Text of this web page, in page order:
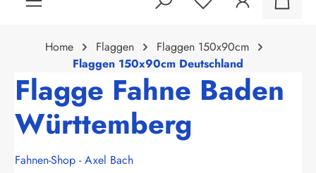
Home Flaggen
Flaggen 150x90cm
Flaggen 150x90cm Deutschland
Flagge Fahne Baden
Württemberg
Fahnen-Shop - Axel Bach